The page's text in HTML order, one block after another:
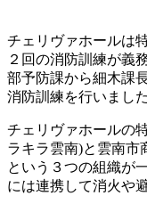
チェリヴァホールは
２回の消防訓練が義
部予防課から細木課
消防訓練を行いました
チェリヴァホールの
ラキラ雲南)と雲南市
という３つの組織が
には連携して消火や